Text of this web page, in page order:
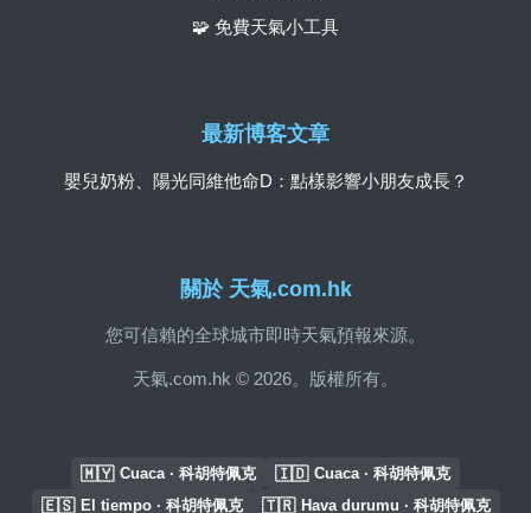
關於 天氣.com.hk
您可信賴的全球城市即時天氣預報來源。
天氣.com.hk © 2026。版權所有。
🧩 免費天氣小工具
最新博客文章
嬰兒奶粉、陽光同維他命D：點樣影響小朋友成長？
🇲🇾 Cuaca · 科胡特佩克 🇮🇩 Cuaca · 科胡特佩克
🇪🇸 El tiempo · 科胡特佩克 🇹🇷 Hava durumu · 科胡特佩克